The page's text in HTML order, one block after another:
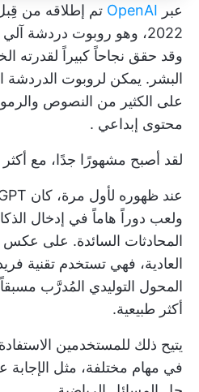
عبر OpenAI
2022، وهو روبوت دردشة
وقد حقق نجاحاً كبيراً لقدرته
البشر. يمكن لروبوت الدردشة
على الكثير من النصوص
محتوى إبداعي .
لقد أصبح مشهورًا جدًا، مع أكثر من 180 مليون
ولعب دوراً هاماً في إدخال
المحادثات السائدة. على عكس
العادية، فهي تستخدم تقنية
أكثر طبيعية.
في مهام مختلفة، مثل الإجابة